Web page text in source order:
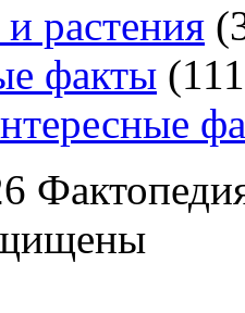
растения (
факты (111